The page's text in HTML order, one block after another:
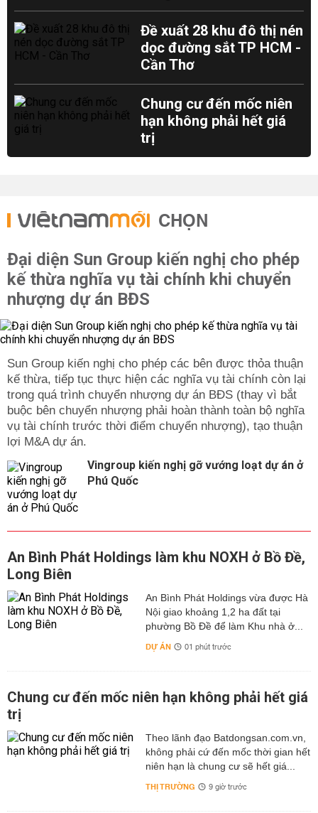
Đề xuất 28 khu đô thị nén
dọc đường sắt TP HCM -
Cần Thơ
Chung cư đến mốc niên
hạn không phải hết giá
trị
CHỌN
Đại diện Sun Group kiến nghị cho phép
kế thừa nghĩa vụ tài chính khi chuyển
nhượng dự án BĐS
Sun Group kiến nghị cho phép các bên được thỏa thuận
kế thừa, tiếp tục thực hiện các nghĩa vụ tài chính còn lại
trong quá trình chuyển nhượng dự án BĐS (thay vì bắt
buộc bên chuyển nhượng phải hoàn thành toàn bộ nghĩa
vụ tài chính trước thời điểm chuyển nhượng), tạo thuận
lợi M&A dự án.
Vingroup kiến nghị gỡ vướng loạt dự án ở
Phú Quốc
An Bình Phát Holdings làm khu NOXH ở Bồ Đề,
Long Biên
An Bình Phát Holdings vừa được Hà
Nội giao khoảng 1,2 ha đất tại
phường Bồ Đề để làm Khu nhà ở...
DỰ ÁN 01 phút trước
Chung cư đến mốc niên hạn không phải hết giá
trị
Theo lãnh đạo Batdongsan.com.vn,
không phải cứ đến mốc thời gian hết
niên hạn là chung cư sẽ hết giá...
THỊ TRƯỜNG 9 giờ trước